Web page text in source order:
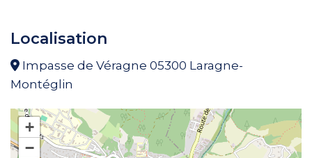
Localisation
Impasse de Véragne 05300 Laragne-
Montéglin
+
−